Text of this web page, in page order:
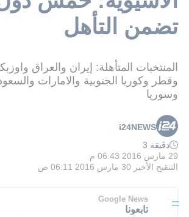
تضمن التأهل
المنتخبات المتأهلة: إيران والعراق
وقطر وكوريا الجنوبية والامارات
وسوريا
i24NEWS
دقيقة 3
29 مارس 2016 06:43 م
التنقيح الأخير 30 مارس 2016 06:11 ص
Google News
تابعونا